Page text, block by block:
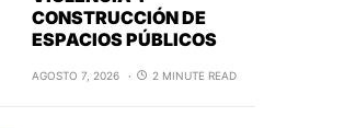
CONSTRUCCIÓN DE
ESPACIOS PÚBLICOS
AGOSTO 7, 2026 2 MINUTE READ